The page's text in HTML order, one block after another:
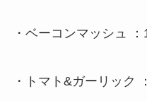
・ ベーコンマッシュ ：
・ トマト&ガーリック